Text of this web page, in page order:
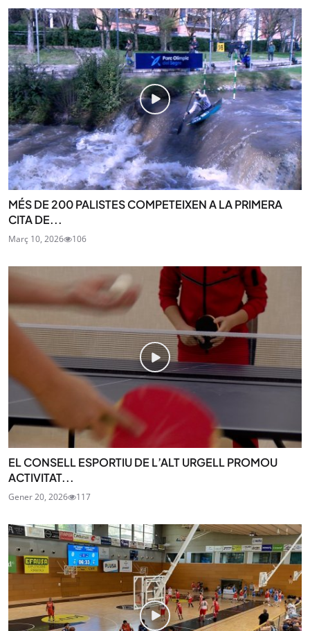
MÉS DE 200 PALISTES COMPETEIXEN A LA PRIMERA
CITA DE...
Març 10, 2026 106
EL CONSELL ESPORTIU DE L’ALT URGELL PROMOU
ACTIVITAT...
Gener 20, 2026 117